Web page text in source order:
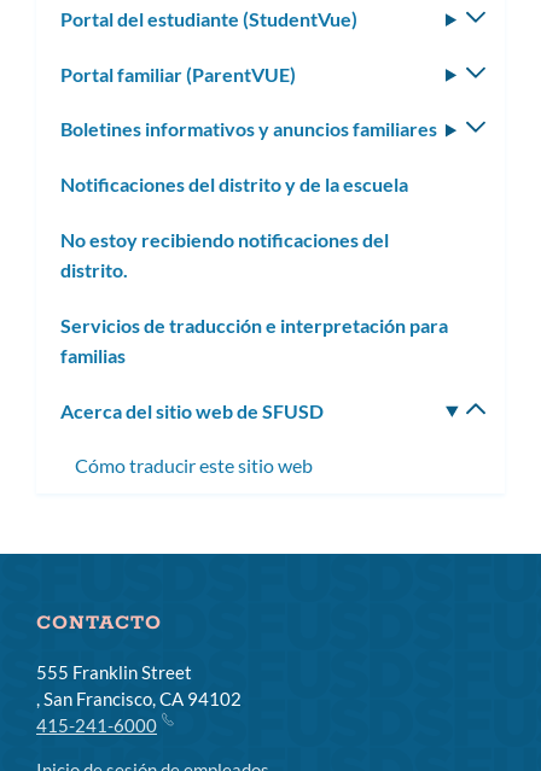
Portal del estudiante (StudentVue)
Portal familiar (ParentVUE)
Boletines informativos y anuncios familiares
Notificaciones del distrito y de la escuela
No estoy recibiendo notificaciones del
distrito.
Servicios de traducción e interpretación para
familias
Acerca del sitio web de SFUSD
Cómo traducir este sitio web
CONTACTO
555 Franklin Street
, San Francisco, CA 94102
415-241-6000